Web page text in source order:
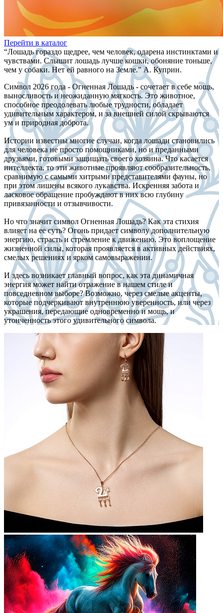
Перейти в каталог
“Лошадь гораздо щедрее, чем человек, одарена инстинктами и
чувствами. Слышит лошадь лучше кошки, обоняние тоньше,
чем у собаки. Нет ей равного на Земле.” А. Куприн.
Символ 2026 года - Огненная Лошадь - сочетает в себе мощь,
выносливость и неожиданную мягкость. Это животное,
способное преодолевать любые трудности, обладает
удивительным характером, и за внешней силой скрываются
ум и природная доброта.
Истории известны многие случаи, когда лошади становились
для человека не просто помощниками, но и преданными
друзьями, готовыми защищать своего хозяина. Что касается
интеллекта, то эти животные проявляют сообразительность,
сравнимую с самыми хитрыми представителями фауны, но
при этом лишены всякого лукавства. Искренняя забота и
ласковое обращение пробуждают в них всю глубину
привязанности и отзывчивости.
Но что значит символ Огненная Лошадь? Как эта стихия
влияет на ее суть? Огонь придает символу дополнительную
энергию, страсть и стремление к движению. Это воплощение
жизненной силы, которая проявляется в активных действиях,
смелых решениях и ярком самовыражении.
И здесь возникает главный вопрос, как эта динамичная
энергия может найти отражение в нашем стиле и
повседневном выборе? Возможно, через смелые акценты,
которые подчеркивают внутреннюю уверенность, или через
украшения, передающие одновременно и мощь, и
утонченность этого удивительного символа.